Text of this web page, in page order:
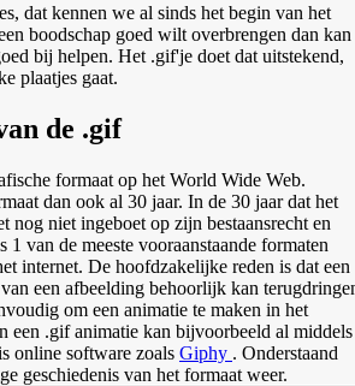
dat kennen we al sinds het begin van het
boodschap goed wilt overbrengen dan kan
bij helpen. Het .gif'je doet dat uitstekend,
plaatjes gaat.
de .gif
formaat op het World Wide Web.
dan ook al 30 jaar. In de 30 jaar dat het
nog niet ingeboet op zijn bestaansrecht en
1 van de meeste vooraanstaande formaten
internet. De hoofdzakelijke reden is dat een
een afbeelding behoorlijk kan
om een animatie te maken in het
een .gif animatie kan bijvoorbeeld al middels
online software zoals Giphy . Onderstaand
geschiedenis van het formaat weer.